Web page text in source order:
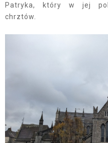
Patryka, który w jej
chrztów.